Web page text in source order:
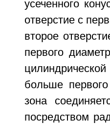
усеченного
отверстие с
второе
первого
больше
зона
посредством